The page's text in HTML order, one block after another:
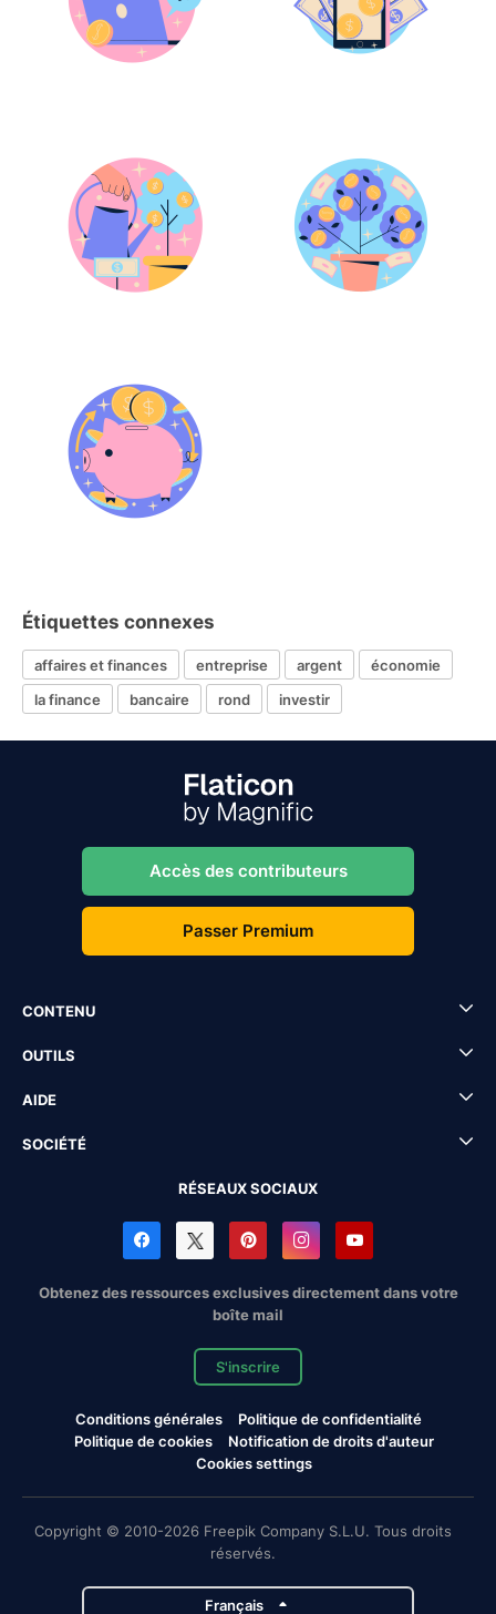
Étiquettes connexes
affaires et finances entreprise argent
économie
la finance
bancaire rond investir
Accès des contributeurs
Passer Premium
CONTENU
OUTILS
AIDE
SOCIÉTÉ
RÉSEAUX SOCIAUX
Obtenez des ressources exclusives directement dans votre
boîte mail
S'inscrire
Conditions générales
Politique de confidentialité
Politique de cookies
Notification de droits d'auteur
Cookies settings
Copyright © 2010-2026 Freepik Company S.L.U. Tous droits
réservés.
Français